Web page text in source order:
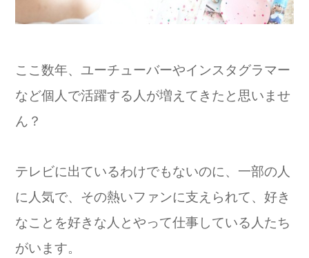
ここ数年、ユーチューバーやインスタグラマー
など個人で活躍する人が増えてきたと思いませ
ん？
テレビに出ているわけでもないのに、一部の人
に人気で、その熱いファンに支えられて、好き
なことを好きな人とやって仕事している人たち
がいます。